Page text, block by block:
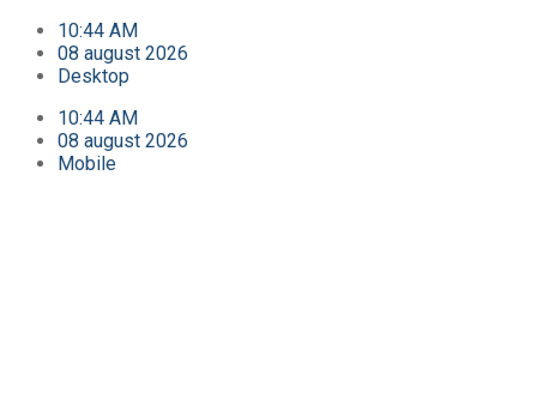
10:44 AM
08 august 2026
Desktop
10:44 AM
08 august 2026
Mobile